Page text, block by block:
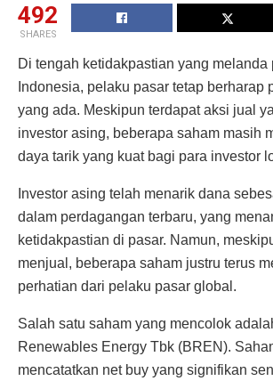
492
SHARES
Di tengah ketidakpastian yang melanda
Indonesia, pelaku pasar tetap berharap
yang ada. Meskipun terdapat aksi jual
investor asing, beberapa saham masih
daya tarik yang kuat bagi para investor
Investor asing telah menarik dana
dalam perdagangan terbaru, yang
ketidakpastian di pasar. Namun,
menjual, beberapa saham justru terus
perhatian dari pelaku pasar global.
Salah satu saham yang mencolok
Renewables Energy Tbk (BREN).
mencatatkan net buy yang signifikan